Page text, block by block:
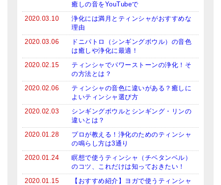
ビギナー講師・養成講座
About Us
メールお便り登録
LINEお友だち登録
お客様の声
癒しの音をYouTubeで
2020.03.10
浄化には満月とティンシャがおすすめな
理由
2020.03.06
ドニパトロ（シンギングボウル）の音色
は癒しや浄化に最適！
2020.02.15
ティンシャでパワーストーンの浄化！そ
の方法とは？
2020.02.06
ティンシャの音色に違いがある？癒しに
よいティンシャ選び方
2020.02.03
シンギングボウルとシンギング・リンの
違いとは？
2020.01.28
プロが教える！浄化のためのティンシャ
の鳴らし方は3通り
2020.01.24
瞑想で使うティンシャ（チベタンベル）
のコツ、これだけは知っておきたい！
2020.01.15
【おすすめ紹介】ヨガで使うティンシャ